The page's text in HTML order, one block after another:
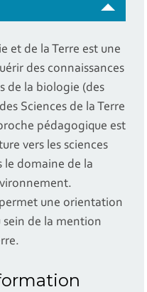
et de la Terre est une
des connaissances
de la biologie (des
Sciences de la Terre
pédagogique est
vers les sciences
le domaine de la
une orientation
sein de la mention